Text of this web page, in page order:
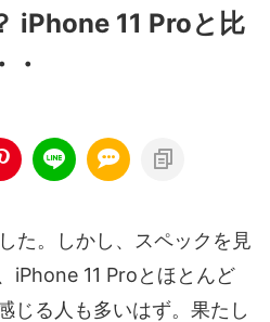
iPhone 11 Proと比
た。しかし、スペックを見
iPhone 11 Proとほとんど
じる人も多いはず。果たし